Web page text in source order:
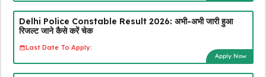
Delhi Police Constable Result 2026: अभी-अभी जारी हुआ
रिजल्ट जाने कैसे करें चेक
Last Date To Apply:
Apply Now